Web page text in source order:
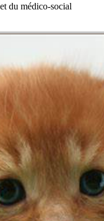
du médico-social